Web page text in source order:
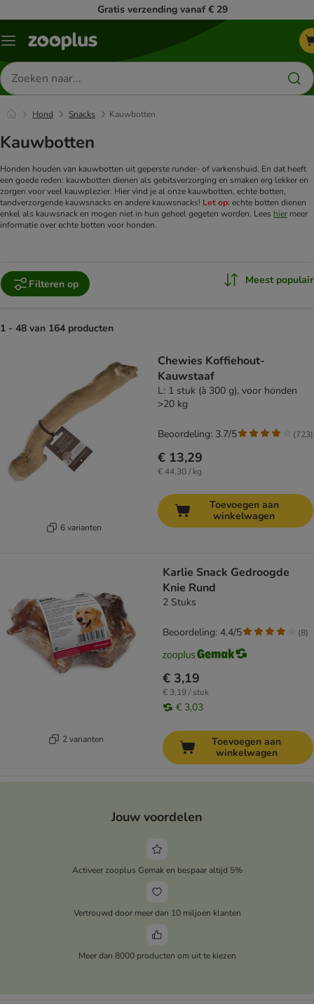
Gratis verzending vanaf € 29
Menu
Zoeken
naar
producten
Hond Snacks Kauwbotten
Kauwbotten
Honden houden van kauwbotten uit geperste runder- of varkenshuid. En dat heeft
een goede reden: kauwbotten dienen als gebitsverzorging en smaken erg lekker en
zorgen voor veel kauwplezier. Hier vind je al onze kauwbotten, echte botten,
tandverzorgende kauwsnacks en andere kauwsnacks! Let op:echte botten dienen
enkel als kauwsnack en mogen niet in hun geheel gegeten worden. Lees hier meer
informatie over echte botten voor honden.
Filteren op Meest populair
1 - 48 van 164 producten
6 varianten
Chewies Koffiehout-
Kauwstaaf
L: 1 stuk (à 300 g), voor honden
>20 kg
€ 13,29
€ 44,30 / kg
Beoordeling: 3.7/5 (723)
Toevoegen aan
winkelwagen
2 varianten
Karlie Snack Gedroogde
Knie Rund
2 Stuks
€ 3,19
€ 3,19 / stuk
€ 3,03
Beoordeling: 4.4/5 (8)
Toevoegen aan
winkelwagen
Jouw voordelen
Activeer zooplus Gemak en bespaar altijd 5%
Vertrouwd door meer dan 10 miljoen klanten
Meer dan 8000 producten om uit te kiezen